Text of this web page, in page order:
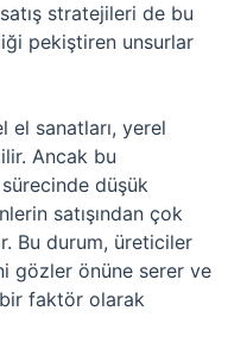
stratejileri de bu
pekiştiren unsurlar
el sanatları, yerel
Ancak bu
düşük
satışından çok
Bu durum, üreticiler
gözler önüne serer ve
faktör olarak